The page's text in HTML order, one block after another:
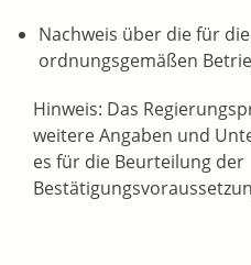
Nachweis über die für
ordnungsgemäßen
Hinweis: Das
weitere Angaben und
es für die Beurteilung der